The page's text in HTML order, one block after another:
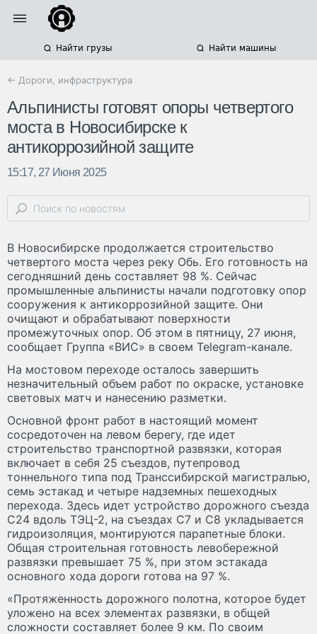
Найти грузы Найти машины
← Дороги, инфраструктура
Альпинисты готовят опоры четвертого
моста в Новосибирске к
антикоррозийной защите
15:17, 27 Июня 2025
В Новосибирске продолжается строительство
четвертого моста через реку Обь. Его готовность на
сегодняшний день составляет 98 %. Сейчас
промышленные альпинисты начали подготовку опор
сооружения к антикоррозийной защите. Они
очищают и обрабатывают поверхности
промежуточных опор. Об этом в пятницу, 27 июня,
сообщает Группа «ВИС» в своем Telegram-канале.
На мостовом переходе осталось завершить
незначительный объем работ по окраске, установке
световых матч и нанесению разметки.
Основной фронт работ в настоящий момент
сосредоточен на левом берегу, где идет
строительство транспортной развязки, которая
включает в себя 25 съездов, путепровод
тоннельного типа под Транссибирской магистралью,
семь эстакад и четыре надземных пешеходных
перехода. Здесь идет устройство дорожного съезда
С24 вдоль ТЭЦ-2, на съездах С7 и С8 укладывается
гидроизоляция, монтируются парапетные блоки.
Общая строительная готовность левобережной
развязки превышает 75 %, при этом эстакада
основного хода дороги готова на 97 %.
«Протяженность дорожного полотна, которое будет
уложено на всех элементах развязки, в общей
сложности составляет более 9 км. По своим